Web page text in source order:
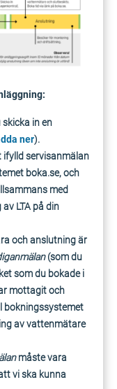
in en
ner).
servisanmälan
boka.se, och
med
LTA på din
och anslutning är
(som du
som du bokade i
mottagit och
bokningssystemet
av vattenmätare
måste vara
vi ska kunna